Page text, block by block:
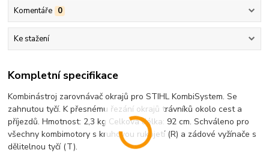
Komentáře 0
Ke stažení
Kompletní specifikace
Kombinástroj zarovnávač okrajů pro STIHL KombiSystem. Se
zahnutou tyčí. K přesnému řezání okrajů trávníků okolo cest a
příjezdů. Hmotnost: 2,3 kg Celková délka: 92 cm. Schváleno pro
všechny kombimotory s kruhovou rukojetí (R) a zádové vyžínače s
dělitelnou tyčí (T).